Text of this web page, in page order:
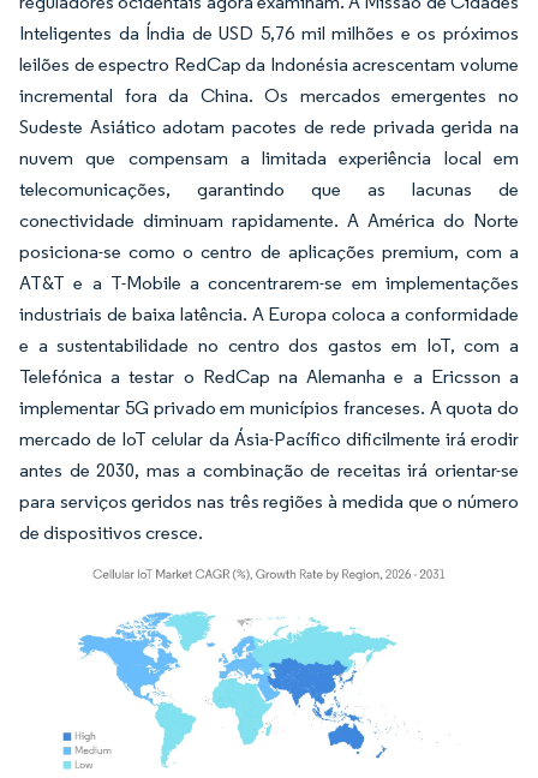
Inteligentes da Índia de USD 5,76 mil milhões e os próximos
leilões de espectro RedCap da Indonésia acrescentam volume
incremental fora da China. Os mercados emergentes no
Sudeste Asiático adotam pacotes de rede privada gerida na
nuvem que compensam a limitada experiência local em
telecomunicações, garantindo que as lacunas de
conectividade diminuam rapidamente. A América do Norte
posiciona-se como o centro de aplicações premium, com a
AT&T e a T-Mobile a concentrarem-se em implementações
industriais de baixa latência. A Europa coloca a conformidade
e a sustentabilidade no centro dos gastos em IoT, com a
Telefónica a testar o RedCap na Alemanha e a Ericsson a
implementar 5G privado em municípios franceses. A quota do
mercado de IoT celular da Ásia-Pacífico dificilmente irá erodir
antes de 2030, mas a combinação de receitas irá orientar-se
para serviços geridos nas três regiões à medida que o número
de dispositivos cresce.